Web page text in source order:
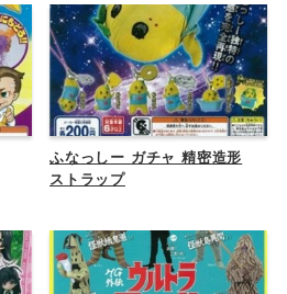
ふなっしー ガチャ 精密造形
ストラップ